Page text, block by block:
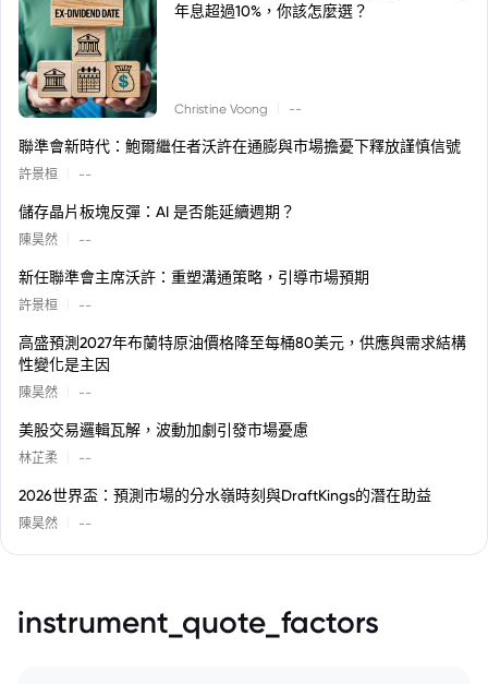
年息超過10%，你該怎麼選？
Christine Voong --
聯準會新時代：鮑爾繼任者沃許在通膨與市場擔憂下釋放謹慎信號
許景桓 --
儲存晶片板塊反彈：AI 是否能延續週期？
陳昊然 --
新任聯準會主席沃許：重塑溝通策略，引導市場預期
許景桓 --
高盛預測2027年布蘭特原油價格降至每桶80美元，供應與需求結構
性變化是主因
陳昊然 --
美股交易邏輯瓦解，波動加劇引發市場憂慮
林芷柔 --
2026世界盃：預測市場的分水嶺時刻與DraftKings的潛在助益
陳昊然 --
instrument_quote_factors